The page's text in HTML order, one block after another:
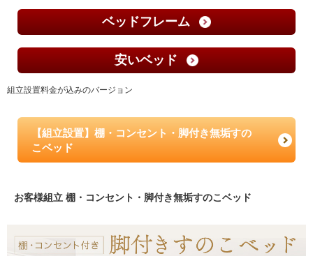
ベッドフレーム
安いベッド
組立設置料金が込みのバージョン
【組立設置】棚・コンセント・脚付き無垢すの
こベッド
お客様組立 棚・コンセント・脚付き無垢すのこベッド